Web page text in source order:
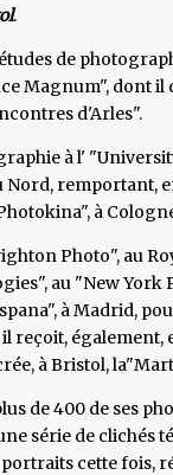
.
études de
Magnum", dont il
d'Arles".
à l'
remportant,
à
Photo", au
au "New York
à Madrid,
également,
à Bristol,
de 400 de ses
série de clichés
cette fois,